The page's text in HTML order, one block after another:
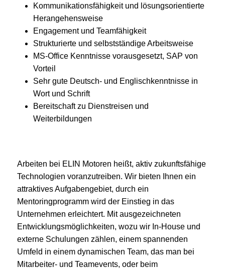
Kommunikationsfähigkeit und lösungsorientierte
Herangehensweise
Engagement und Teamfähigkeit
Strukturierte und selbstständige Arbeitsweise
MS-Office Kenntnisse vorausgesetzt, SAP von
Vorteil
Sehr gute Deutsch- und Englischkenntnisse in
Wort und Schrift
Bereitschaft zu Dienstreisen und
Weiterbildungen
Arbeiten bei ELIN Motoren heißt, aktiv zukunftsfähige
Technologien voranzutreiben. Wir bieten Ihnen ein
attraktives Aufgabengebiet, durch ein
Mentoringprogramm wird der Einstieg in das
Unternehmen erleichtert. Mit ausgezeichneten
Entwicklungsmöglichkeiten, wozu wir In-House und
externe Schulungen zählen, einem spannenden
Umfeld in einem dynamischen Team, das man bei
Mitarbeiter- und Teamevents, oder beim